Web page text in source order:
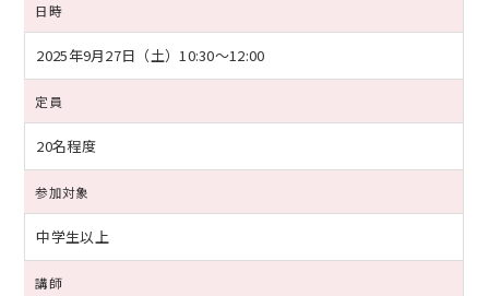
日時
2025年9月27日（土）10:30～12:00
定員
20名程度
参加対象
中学生以上
講師